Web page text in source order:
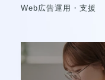
Web広告運用・支援